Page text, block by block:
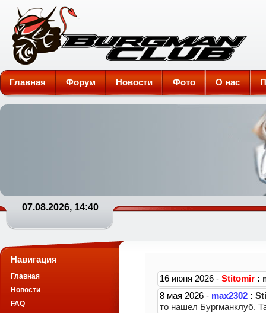
Burgman-Club
Главная Форум Новости Фото О нас
07.08.2026, 14:40
Навигация
Главная
Новости
FAQ